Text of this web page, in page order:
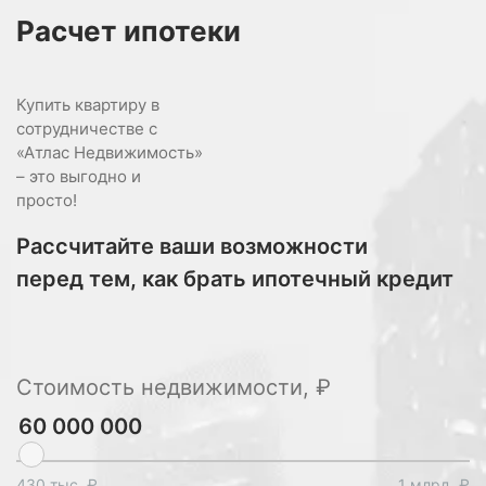
Расчет ипотеки
Купить квартиру в
сотрудничестве с
«Атлас Недвижимость»
– это выгодно и
просто!
Рассчитайте ваши возможности
перед тем, как брать ипотечный кредит
Стоимость недвижимости, ₽